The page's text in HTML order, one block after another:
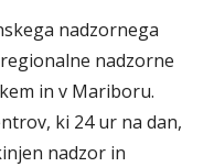
nadzornega
nadzorne
in v Mariboru.
ki 24 ur na dan,
nadzor in